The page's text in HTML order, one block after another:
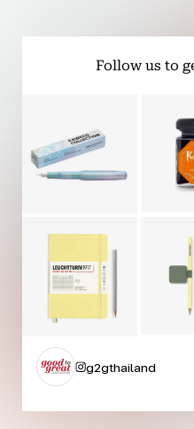
Follow us to
g2gthailand